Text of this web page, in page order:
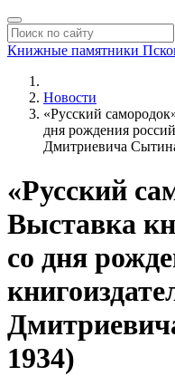
Книжные памятники
Новости
«Русский
дня рождения
Дмитриевича
«Русский
Выставка
со дня
1934)